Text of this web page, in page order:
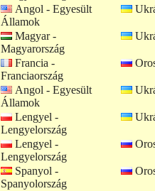
Angol - Egyesült
Államok
Magyar -
Magyarország
Francia -
Franciaország
Angol - Egyesült
Államok
Lengyel -
Lengyelország
Lengyel -
Lengyelország
Spanyol -
Spanyolország